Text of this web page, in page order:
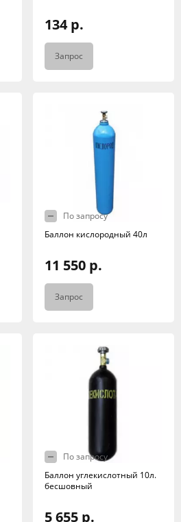
134 р.
Запрос
По запросу
Баллон кислородный 40л
11 550 р.
Запрос
По запросу
Баллон углекислотный 10л.
бесшовный
5 655 р.